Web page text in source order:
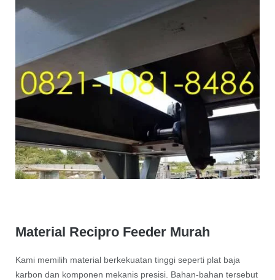
Material Recipro Feeder Murah
Kami memilih material berkekuatan tinggi seperti plat baja
karbon dan komponen mekanis presisi. Bahan-bahan tersebut